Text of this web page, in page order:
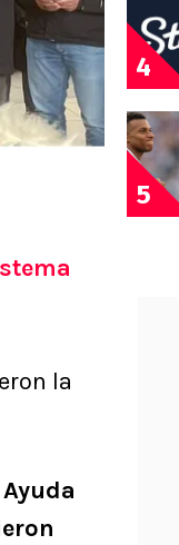
la
4
5